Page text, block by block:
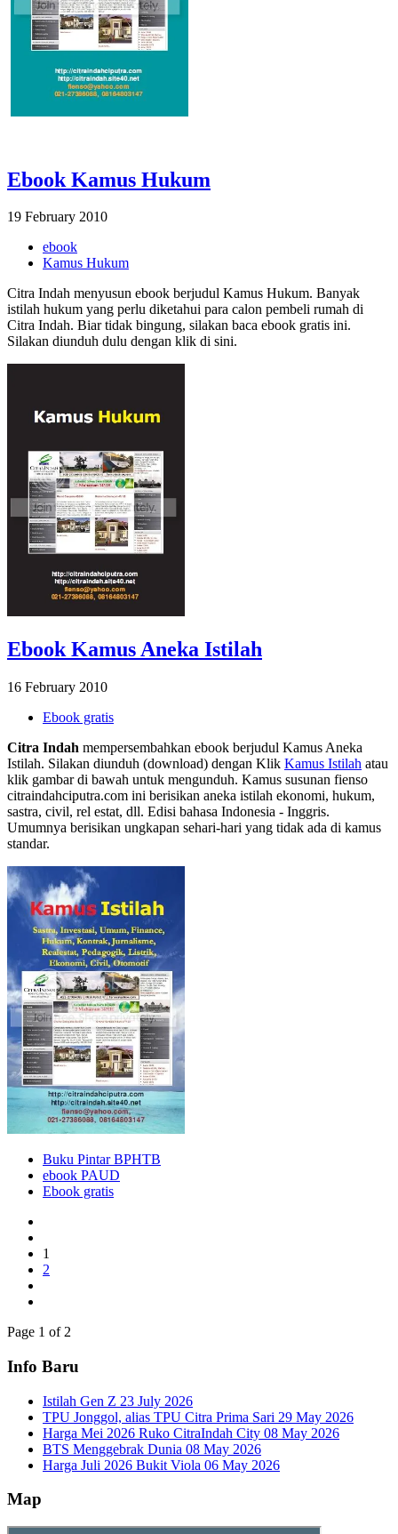
Ebook Kamus Hukum
19 February 2010
ebook
Kamus Hukum
Citra Indah menyusun ebook berjudul Kamus Hukum. Banyak
istilah hukum yang perlu diketahui para calon pembeli rumah di
Citra Indah. Biar tidak bingung, silakan baca ebook gratis ini.
Silakan diunduh dulu dengan klik di sini.
Ebook Kamus Aneka Istilah
16 February 2010
Ebook gratis
Citra Indah mempersembahkan ebook berjudul Kamus Aneka
Istilah. Silakan diunduh (download) dengan Klik Kamus Istilah atau
klik gambar di bawah untuk mengunduh. Kamus susunan fienso
citraindahciputra.com ini berisikan aneka istilah ekonomi, hukum,
sastra, civil, rel estat, dll. Edisi bahasa Indonesia - Inggris.
Umumnya berisikan ungkapan sehari-hari yang tidak ada di kamus
standar.
Buku Pintar BPHTB
ebook PAUD
Ebook gratis
1
2
Page 1 of 2
Info Baru
Istilah Gen Z 23 July 2026
TPU Jonggol, alias TPU Citra Prima Sari 29 May 2026
Harga Mei 2026 Ruko CitraIndah City 08 May 2026
BTS Menggebrak Dunia 08 May 2026
Harga Juli 2026 Bukit Viola 06 May 2026
Map